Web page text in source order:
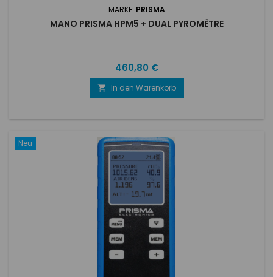
MARKE: PRISMA
MANO PRISMA HPM5 + DUAL PYROMÈTRE
Preis
460,80 €
 In den Warenkorb
Neu